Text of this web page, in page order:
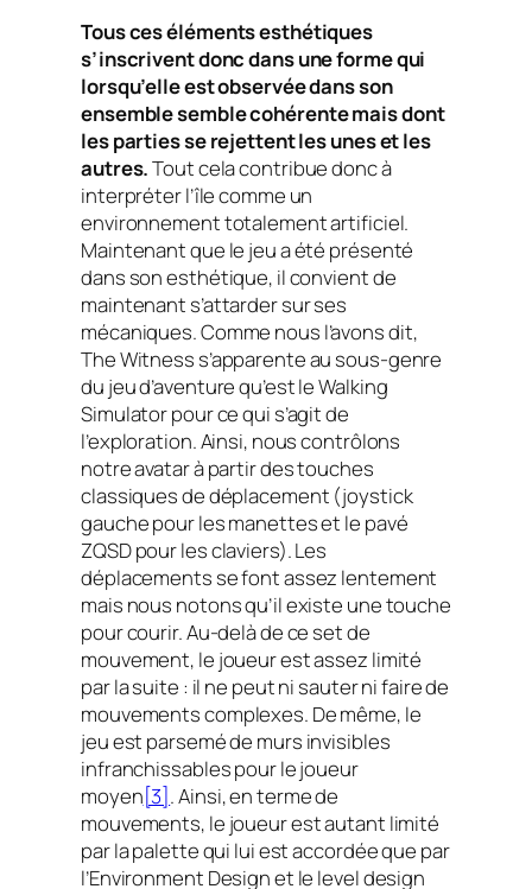
Tous ces éléments esthétiques
s’inscrivent donc dans une forme qui
lorsqu’elle est observée dans son
ensemble semble cohérente mais dont
les parties se rejettent les unes et les
autres.Tout cela contribue donc à
interpréter l’île comme un
environnement totalement artificiel.
Maintenant que le jeu a été présenté
dans son esthétique, il convient de
maintenant s’attarder sur ses
mécaniques. Comme nous l’avons dit,
The Witness s’apparente au sous-genre
du jeu d’aventure qu’est le Walking
Simulator pour ce qui s’agit de
l’exploration. Ainsi, nous contrôlons
notre avatar à partir des touches
classiques de déplacement (joystick
gauche pour les manettes et le pavé
ZQSD pour les claviers). Les
déplacements se font assez lentement
mais nous notons qu’il existe une touche
pour courir. Au-delà de ce set de
mouvement, le joueur est assez limité
par la suite : il ne peut ni sauter ni faire de
mouvements complexes. De même, le
jeu est parsemé de murs invisibles
infranchissables pour le joueur
moyen[3]. Ainsi, en terme de
mouvements, le joueur est autant limité
par la palette qui lui est accordée que par
l’Environment Design et le level design